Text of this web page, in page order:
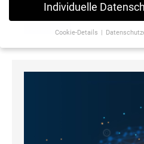
Weiterlesen
Individuelle
Cookie-Details
Wenn Sie unter 16 Jahre alt sind
Wir verwenden Cookies und andere
Website. Einige von ihnen sind
helfen, diese Website und Ihre
Personenbezogene Daten können